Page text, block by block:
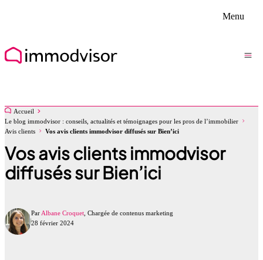
Menu
Accueil
Le blog immodvisor : conseils, actualités et témoignages pour les pros de l’immobilier
Avis clients
Vos avis clients immodvisor diffusés sur Bien’ici
Vos avis clients immodvisor
diffusés sur Bien’ici
Par Albane Croquet, Chargée de contenus marketing
28 février 2024